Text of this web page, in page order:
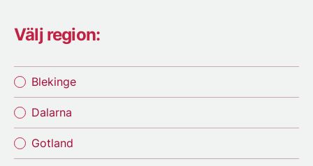
Välj region:
Blekinge
Dalarna
Gotland